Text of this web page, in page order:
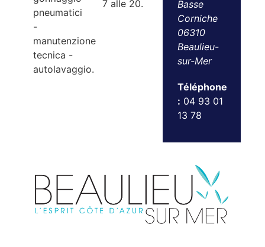
pneumatici
-
manutenzione
tecnica -
autolavaggio.
7 alle 20.
Basse
Corniche
06310
Beaulieu-
sur-Mer
Téléphone
: 04 93 01
13 78